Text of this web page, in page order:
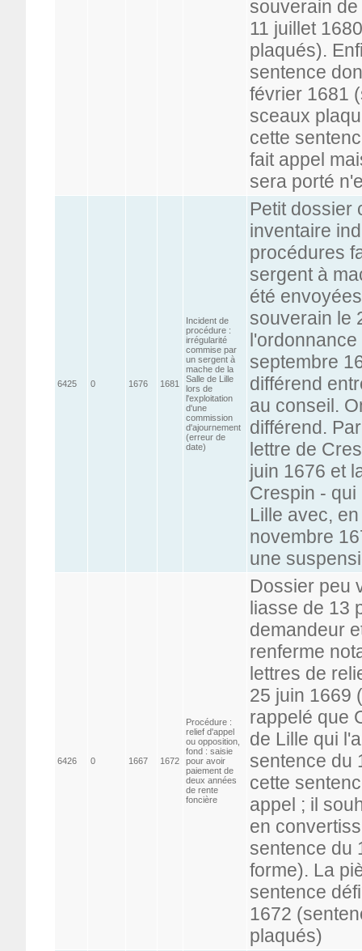
souverain
11 juillet
plaqués).
sentence
février 1681
sceaux
cette
fait appel
sera porté
6425 0 1676 1681
Incident de
procédure :
irrégularité
commise par
un sergent à
mache de la
Salle de Lille
lors de
l'exploitation
d'une
commission
d'ajournement
(erreur de
date)
Petit dossier
inventaire
procédures
sergent à
été
souverain le
septembre
différend
au conseil.
différend.
lettre de
juin 1676 et
Crespin - qui
Lille avec,
novembre
une
6426 0 1667 1672
Procédure :
relief d'appel
ou opposition,
fond : saisie
pour avoir
paiement de
deux années
de rente
foncière
Dossier peu
liasse de 13
demandeur
renferme
lettres de
25 juin 1669
rappelé que
de Lille qui
sentence du
cette
appel ; il
en
sentence du
forme). La
sentence
1672
plaqués)